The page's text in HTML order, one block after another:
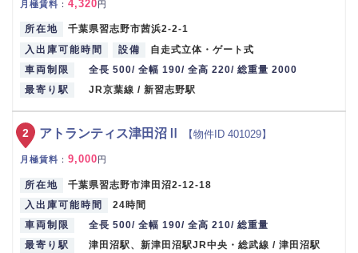
月極賃料 ： 4,320円
所在地
千葉県習志野市茜浜2-2-1
入出庫可能時間
設備
自走式立体・ゲート式
車両制限
全長 500/ 全幅 190/ 全高 220/ 総重量 2000
最寄り駅
JR京葉線 / 新習志野駅
アトランティス津田沼Ⅱ 【物件ID 401029】
月極賃料 ： 9,000円
所在地
千葉県習志野市津田沼2-12-18
入出庫可能時間
24時間
車両制限
全長 500/ 全幅 190/ 全高 210/ 総重量
最寄り駅
津田沼駅、新津田沼駅JR中央・総武線 / 津田沼駅
2